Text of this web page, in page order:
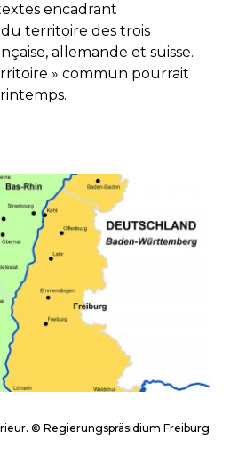
encadrant
du territoire des trois
allemande et suisse.
» commun pourrait
© Regierungspräsidium Freiburg